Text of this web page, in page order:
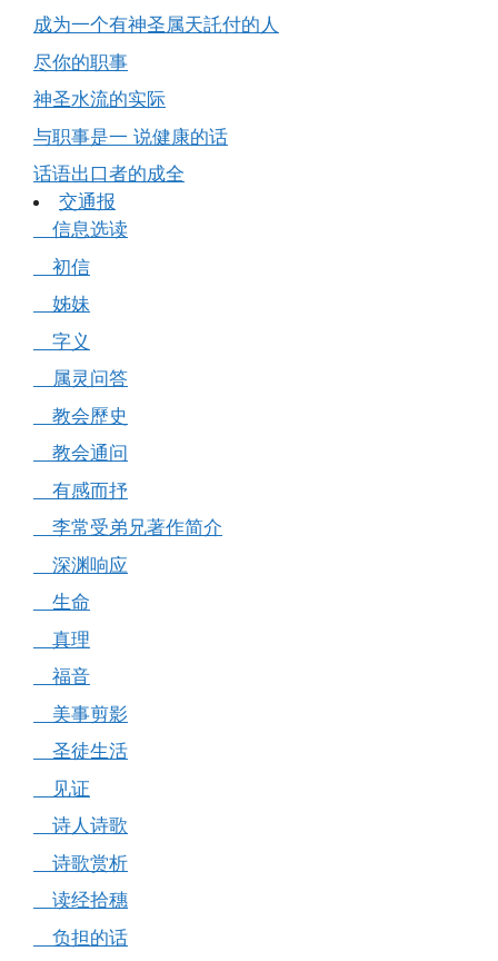
成为一个有神圣属天託付的人
尽你的职事
神圣水流的实际
与职事是一 说健康的话
话语出口者的成全
交通报
信息选读
初信
姊妹
字义
属灵问答
教会歷史
教会通问
有感而抒
李常受弟兄著作简介
深渊响应
生命
真理
福音
美事剪影
圣徒生活
见证
诗人诗歌
诗歌赏析
读经拾穗
负担的话